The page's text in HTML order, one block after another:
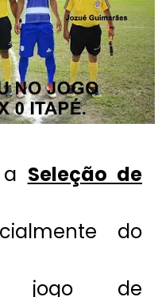
Seleção de
do
jogo de